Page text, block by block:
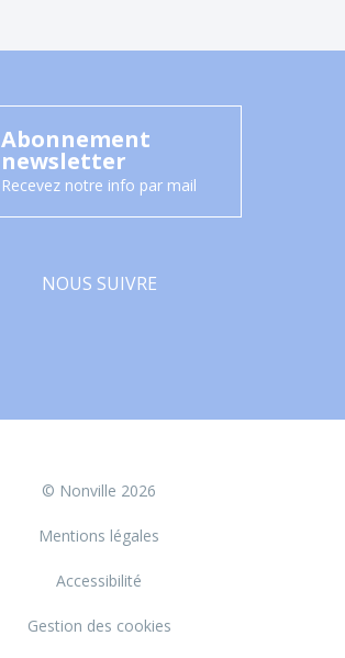
Abonnement
newsletter
Recevez notre info par mail
NOUS SUIVRE
© Nonville 2026
Mentions légales
Accessibilité
Gestion des cookies